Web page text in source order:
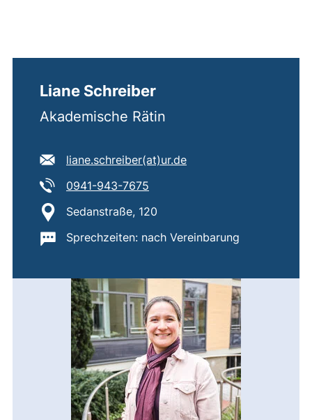
Liane Schreiber
Akademische Rätin
E-Mail Adresse:
liane.schreiber​(at)​ur.de(öffnet Ihr E-Mail-
Tel:
0941-943-7675
Standort:
Sedanstraße, 120
Wichtige Informationen:
Sprechzeiten: nach Vereinbarung